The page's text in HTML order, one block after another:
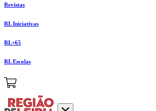
Revistas
RL Iniciativas
RL+65
RL Escolas